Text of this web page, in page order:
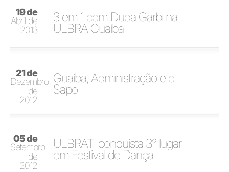
19 de
Abril de
2013
3 em 1 com Duda Garbi na
ULBRA Guaíba
21 de
Dezembro
de
2012
Guaíba, Administração e o
Sapo
05 de
Setembro
de
2012
ULBRATI conquista 3° lugar
em Festival de Dança